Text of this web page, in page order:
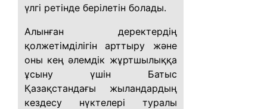
үлгі ретінде берілетін болады.
Алынған деректердің
қолжетімділігін арттыру және
оны кең әлемдік жұртшылыққа
ұсыну үшін Батыс
Қазақстандағы жыландардың
кездесу нүктелері туралы